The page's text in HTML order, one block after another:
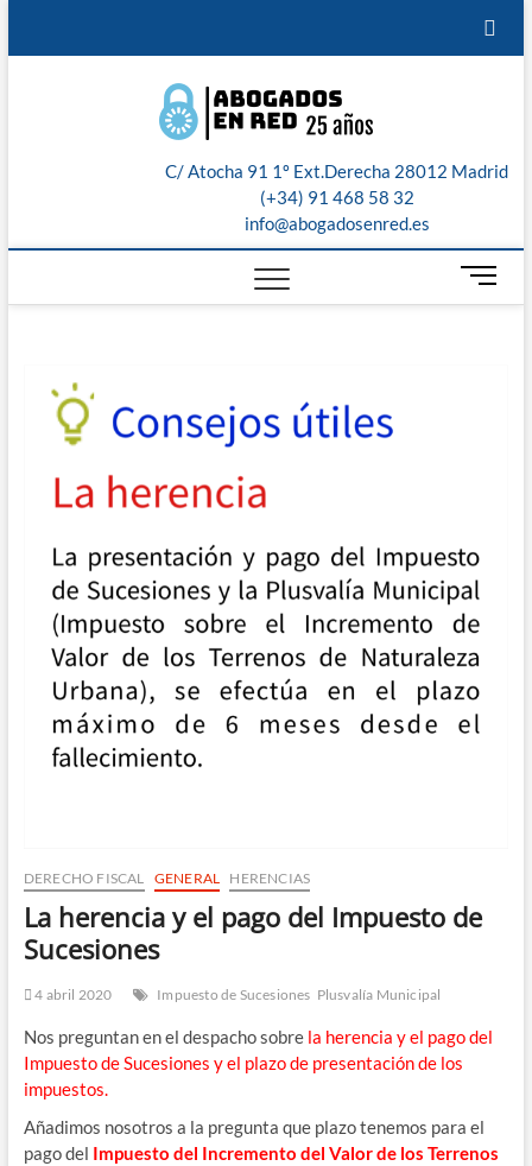
en Red:
Madrid,
Toledo,
Malaga,
C/ Atocha 91 1º Ext.Derecha 28012 Madrid
(+34) 91 468 58 32
info@abogadosenred.es
B
o
DERECHO FISCAL GENERAL HERENCIAS
La herencia y el pago del Impuesto de
Sucesiones
4 abril 2020 Impuesto de Sucesiones Plusvalía Municipal
Nos pre­gun­tan en el des­pa­cho sobre la heren­cia y el pago del
Impues­to de Suce­sio­nes y el pla­zo de pre­sen­ta­ción de los
impuestos.
Aña­di­mos noso­tros a la pre­gun­ta que pla­zo tene­mos para el
pago del Impues­to del Incre­men­to del Valor de los Terre­nos